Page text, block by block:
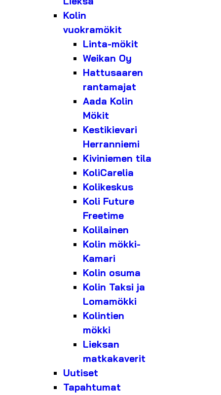
Kolin
vuokramökit
Linta-mökit
Weikan Oy
Hattusaaren
rantamajat
Aada Kolin
Mökit
Kestikievari
Herranniemi
Kiviniemen tila
KoliCarelia
Kolikeskus
Koli Future
Freetime
Kolilainen
Kolin mökki-
Kamari
Kolin osuma
Kolin Taksi ja
Lomamökki
Kolintien
mökki
Lieksan
matkakaverit
Uutiset
Tapahtumat